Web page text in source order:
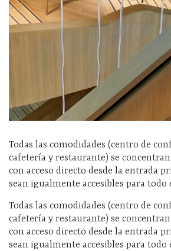
Todas las comodidades (centro de
cafetería y restaurante) se
con acceso directo desde la entrada
sean igualmente accesibles para todo
Todas las comodidades (centro de
cafetería y restaurante) se
con acceso directo desde la entrada
sean igualmente accesibles para todo